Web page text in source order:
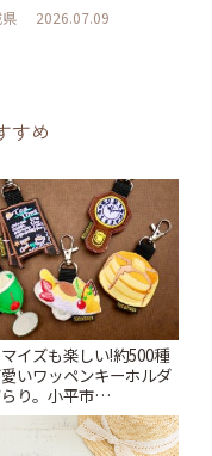
2026.07.09
すめ
イズも楽しい!約500種
いワッペンキーホルダ
り。小平市
T&K」 | ことりっ